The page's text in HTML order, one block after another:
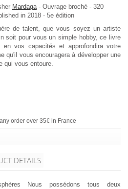
Mardaga - Ouvrage broché - 320
in 2018 - 5e édition
de talent, que vous soyez un artiste
soit pour vous un simple hobby, ce livre
en vos capacités et approfondira votre
qu'il vous encouragera à développer une
qui vous entoure.
order over 35€ in France
DETAILS
Nous possédons tous deux